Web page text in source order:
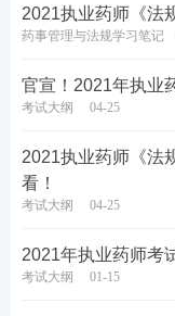
2021执业药师《法
药事管理与法规学习笔记
官宣！2021年执业
考试大纲 04-25
2021执业药师《法
看！
考试大纲 04-25
2021年执业药师考
考试大纲 01-15